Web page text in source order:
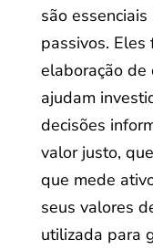
são
passivos. Eles
elaboração de
ajudam
decisões
valor justo,
que mede
seus valores
utilizada para